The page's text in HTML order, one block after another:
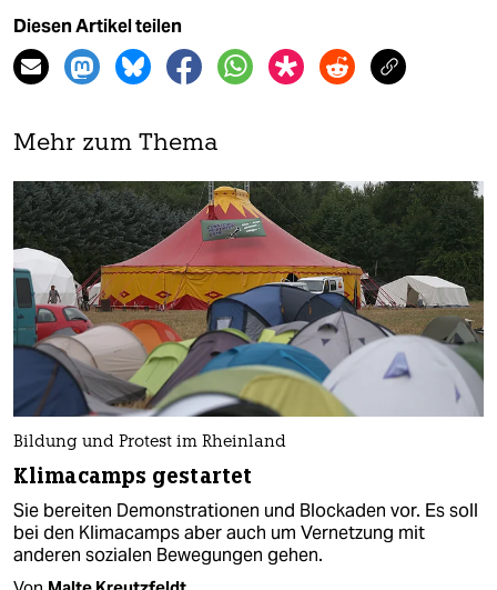
Diesen Artikel teilen
Mehr zum Thema
Bildung und Protest im Rheinland
Klimacamps gestartet
Sie bereiten Demonstrationen und Blockaden vor. Es soll
bei den Klimacamps aber auch um Vernetzung mit
anderen sozialen Bewegungen gehen.